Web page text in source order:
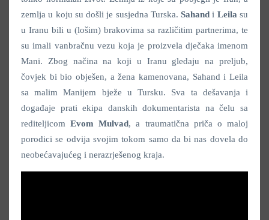
zemlja u koju su došli je susjedna Turska.Sahandi Leilasu
u Iranu bili u (lošim) brakovima sa različitim partnerima, te
su imali vanbračnu vezu koja je proizvela dječaka imenom
Mani. Zbog načina na koji u Iranu gledaju na preljub,
čovjek bi bio obješen, a žena kamenovana, Sahand i Leila
sa malim Manijem bježe u Tursku. Sva ta dešavanja i
događaje prati ekipa danskih dokumentarista na čelu sa
rediteljicomEvom Mulvad, a traumatična priča o maloj
porodici se odvija svojim tokom samo da bi nas dovela do
neobećavajućeg i nerazrješenog kraja.